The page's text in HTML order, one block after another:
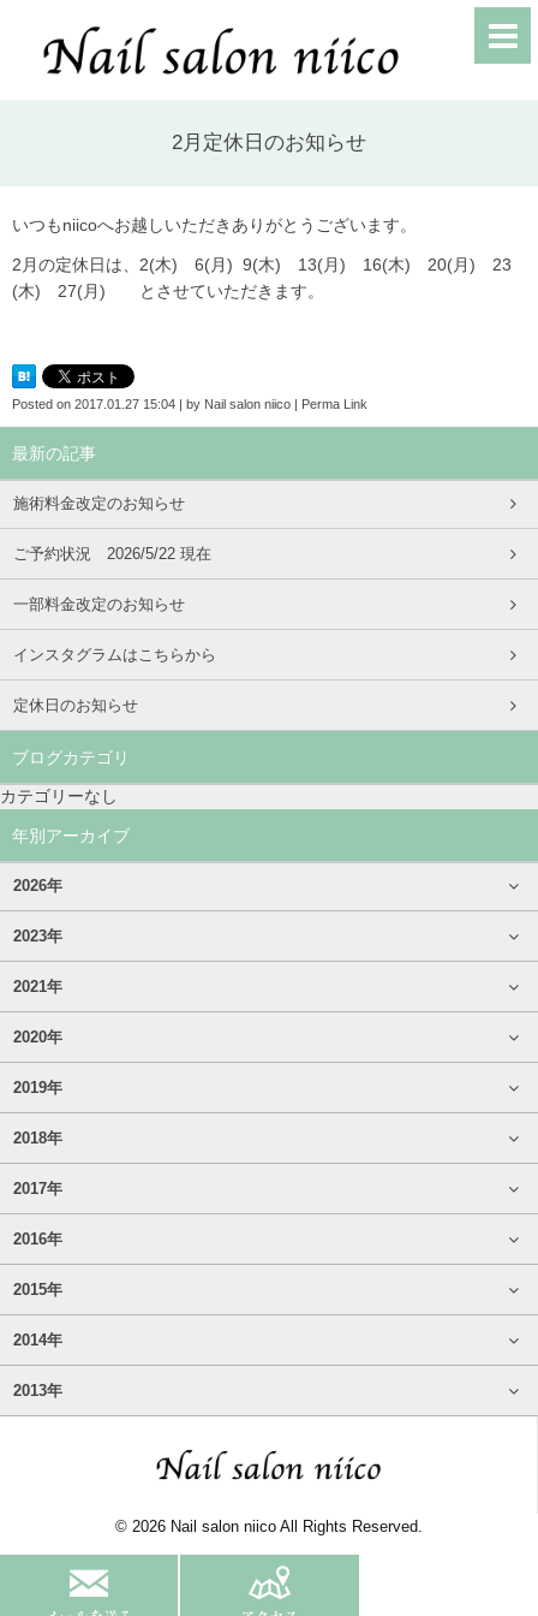
2月定休日のお知らせ
いつもniicoへお越しいただきありがとうございます。
2月の定休日は、2(木) 6(月) 9(木) 13(月) 16(木) 20(月) 23
(木) 27(月) とさせていただきます。
Posted on 2017.01.27 15:04 | by Nail salon niico | Perma Link
最新の記事
施術料金改定のお知らせ
ご予約状況 2026/5/22 現在
一部料金改定のお知らせ
インスタグラムはこちらから
定休日のお知らせ
ブログカテゴリ
カテゴリーなし
年別アーカイブ
2026年
2023年
2021年
2020年
2019年
2018年
2017年
2016年
2015年
2014年
2013年
© 2026 Nail salon niico All Rights Reserved.